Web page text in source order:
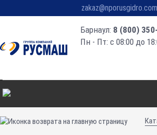
zakaz@nporusgidro.com
Барнаул: 8 (800)
Пн - Пт: с 08:00 до